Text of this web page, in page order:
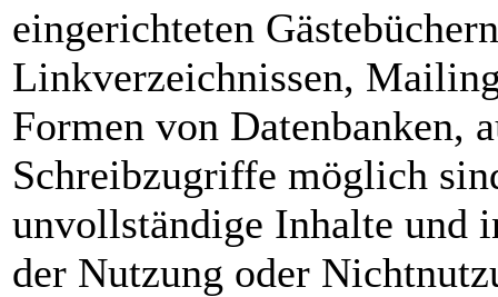
eingerichteten
Linkverzeichnissen,
Formen von Datenbanken,
Schreibzugriffe möglich
unvollständige Inhalte und
der Nutzung oder